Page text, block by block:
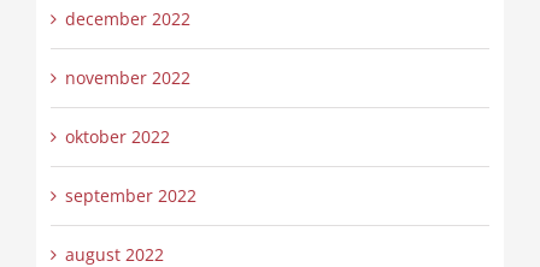
december 2022
november 2022
oktober 2022
september 2022
august 2022